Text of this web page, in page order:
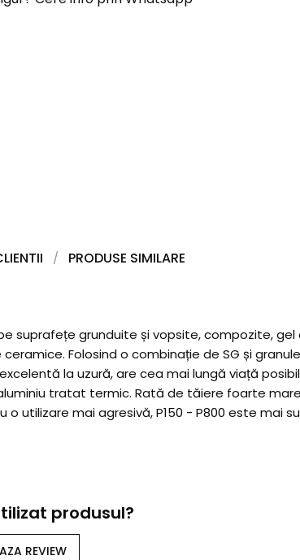
PRODUSE SIMILARE
suprafețe grunduite și vopsite, compozite,
Folosind o combinație de SG și
la uzură, are cea mai lungă viață
tratat termic. Rată de tăiere foarte
utilizare mai agresivă, P150 - P800 este mai
produsul?
REVIEW